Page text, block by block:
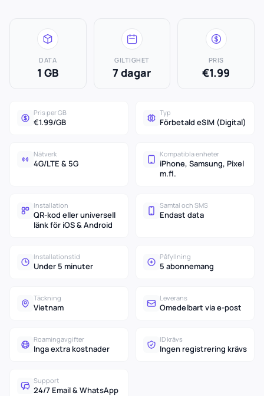
DATA
1 GB
GILTIGHET
7 dagar
PRIS
€1.99
Pris per GB
€1.99/GB
Typ
Förbetald eSIM (Digital)
Nätverk
4G/LTE & 5G
Kompatibla enheter
iPhone, Samsung, Pixel
m.fl.
Installation
QR-kod eller universell
länk för iOS & Android
Samtal och SMS
Endast data
Installationstid
Under 5 minuter
Påfyllning
5 abonnemang
Täckning
Vietnam
Leverans
Omedelbart via e-post
Roamingavgifter
Inga extra kostnader
ID krävs
Ingen registrering krävs
Support
24/7 Email & WhatsApp